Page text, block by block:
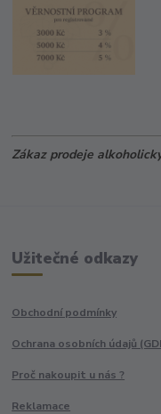
Zákaz prodeje
Užitečné odkazy
Obchodní podmínky
Ochrana osobních údajů
Proč nakoupit u nás ?
Reklamace